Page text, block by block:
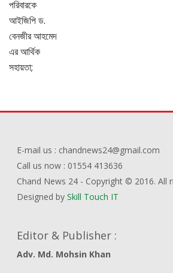
E-mail us : chandnews24@gmail.com
Call us now : 01554 413636
Chand News 24 - Copyright © 2016. All
Designed bySkill Touch IT
Editor & Publisher :
Adv. Md. Mohsin Khan